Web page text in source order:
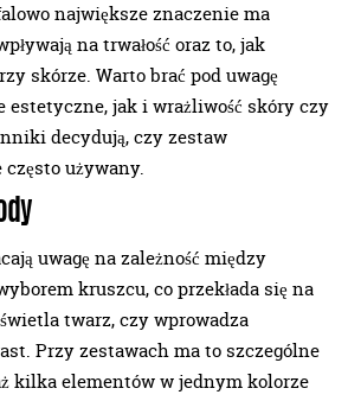
największe znaczenie ma
na trwałość oraz to, jak
skórze. Warto brać pod uwagę
estetyczne, jak i wrażliwość skóry czy
decydują, czy zestaw
używany.
uwagę na zależność między
kruszcu, co przekłada się na
twarz, czy wprowadza
Przy zestawach ma to szczególne
kilka elementów w jednym kolorze